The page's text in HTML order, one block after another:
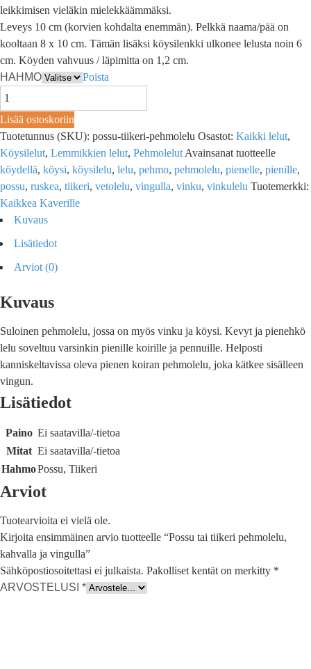
leikkimisen vieläkin mielekkäämmäksi.
Leveys 10 cm (korvien kohdalta enemmän). Pelkkä naama/pää on
kooltaan 8 x 10 cm. Tämän lisäksi köysilenkki ulkonee lelusta noin 6
cm. Köyden vahvuus / läpimitta on 1,2 cm.
HAHMO
Poista
Lisää ostoskoriin
Tuotetunnus (SKU): possu-tiikeri-pehmolelu Osastot: Kaikki lelut,
Köysilelut, Lemmikkien lelut, Pehmolelut Avainsanat tuotteelle
köydellä, köysi, köysilelu, lelu, pehmo, pehmolelu, pienelle, pienille,
possu, ruskea, tiikeri, vetolelu, vingulla, vinku, vinkulelu Tuotemerkki:
Kaikkea Kaverille
Kuvaus
Lisätiedot
Arviot (0)
Kuvaus
Suloinen pehmolelu, jossa on myös vinku ja köysi. Kevyt ja pienehkö
lelu soveltuu varsinkin pienille koirille ja pennuille. Helposti
kanniskeltavissa oleva pienen koiran pehmolelu, joka kätkee sisälleen
vingun.
Lisätiedot
Paino Ei saatavilla/-tietoa
Mitat Ei saatavilla/-tietoa
HahmoPossu, Tiikeri
Arviot
Tuotearvioita ei vielä ole.
Kirjoita ensimmäinen arvio tuotteelle “Possu tai tiikeri pehmolelu,
kahvalla ja vingulla”
Sähköpostiosoitettasi ei julkaista. Pakolliset kentät on merkitty *
ARVOSTELUSI *